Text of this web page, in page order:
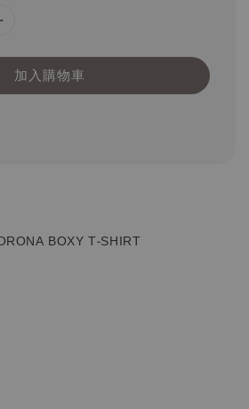
加入購物車
BOXY T-SHIRT